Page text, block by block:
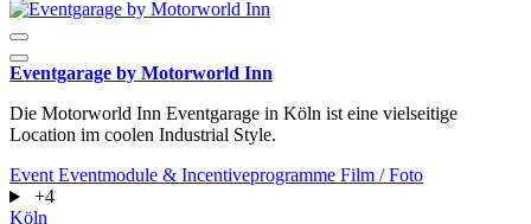
Eventgarage by Motorworld Inn
Die Motorworld Inn Eventgarage in Köln ist eine vielseitige
Location im coolen Industrial Style.
Event Eventmodule & Incentiveprogramme Film / Foto
+4
Köln